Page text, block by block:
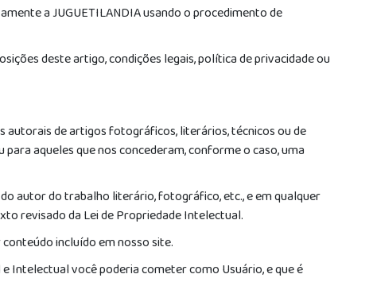
a JUGUETILANDIA usando o procedimento de
deste artigo, condições legais, política de privacidade ou
autorais de artigos fotográficos, literários, técnicos ou de
aqueles que nos concederam, conforme o caso, uma
autor do trabalho literário, fotográfico, etc., e em qualquer
revisado da Lei de Propriedade Intelectual.
incluído em nosso site.
Intelectual você poderia cometer como Usuário, e que é